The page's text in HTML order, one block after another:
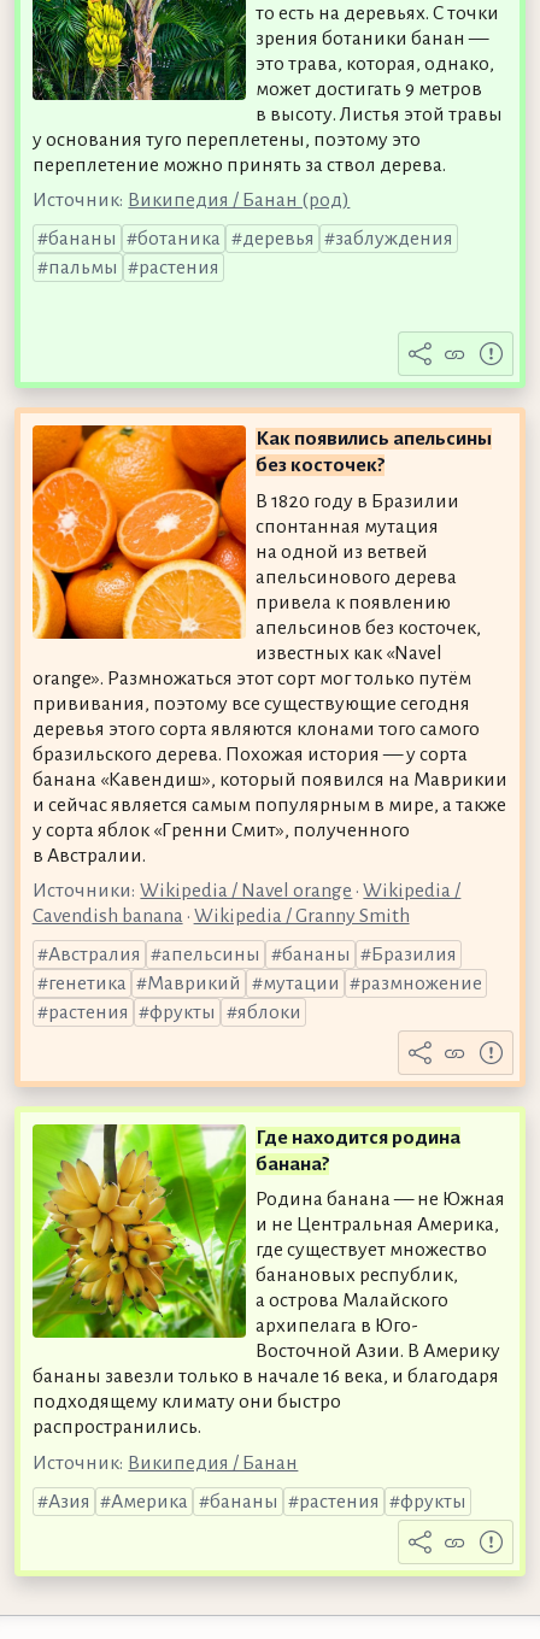
то есть на деревьях. С точки
зрения ботаники банан —
это трава, которая, однако,
может достигать 9 метров
в высоту. Листья этой травы
у основания туго переплетены, поэтому это
переплетение можно принять за ствол дерева.
Источник: Википедия / Банан (род)
бананы
ботаника деревья
заблуждения
пальмы
растения
Как появились апельсины
без косточек?
В 1820 году в Бразилии
спонтанная мутация
на одной из ветвей
апельсинового дерева
привела к появлению
апельсинов без косточек,
известных как «Navel
orange». Размножаться этот сорт мог только путём
прививания, поэтому все существующие сегодня
деревья этого сорта являются клонами того самого
бразильского дерева. Похожая история — у сорта
банана «Кавендиш», который появился на Маврикии
и сейчас является самым популярным в мире, а также
у сорта яблок «Гренни Смит», полученного
в Австралии.
Источники: Wikipedia / Navel orange •Wikipedia /
Cavendish banana • Wikipedia / Granny Smith
Австралия
апельсины бананы
Бразилия
генетика
Маврикий мутации
размножение
растения
фрукты яблоки
Где находится родина
банана?
Родина банана — не Южная
и не Центральная Америка,
где существует множество
банановых республик,
а острова Малайского
архипелага в Юго-
Восточной Азии. В Америку
бананы завезли только в начале 16 века, и благодаря
подходящему климату они быстро
распространились.
Источник: Википедия / Банан
Азия
Америка бананы растения фрукты